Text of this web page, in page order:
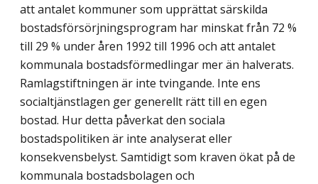
att antalet kommuner som upprättat särskilda
bostadsförsörjningsprogram har minskat från 72 %
till 29 % under åren 1992 till 1996 och att antalet
kommunala bostadsför­med­lingar mer än halverats.
Ramlagstiftningen är inte tvingande. Inte ens
socialtjänstlagen ger generellt rätt till en egen
bostad. Hur detta påverkat den sociala
bostadspolitiken är inte analyserat eller
konsekvensbelyst. Samtidigt som kraven ökat på de
kommunala bostadsbolagen och